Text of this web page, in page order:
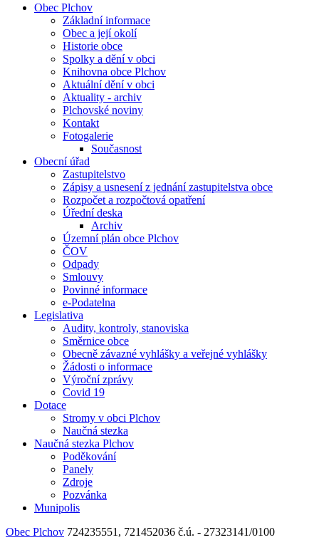
Obec Plchov
Základní informace
Obec a její okolí
Historie obce
Spolky a dění v obci
Knihovna obce Plchov
Aktuální dění v obci
Aktuality - archiv
Plchovské noviny
Kontakt
Fotogalerie
Současnost
Obecní úřad
Zastupitelstvo
Zápisy a usnesení z jednání zastupitelstva obce
Rozpočet a rozpočtová opatření
Úřední deska
Archiv
Územní plán obce Plchov
ČOV
Odpady
Smlouvy
Povinné informace
e-Podatelna
Legislativa
Audity, kontroly, stanoviska
Směrnice obce
Obecně závazné vyhlášky a veřejné vyhlášky
Žádosti o informace
Výroční zprávy
Covid 19
Dotace
Stromy v obci Plchov
Naučná stezka
Naučná stezka Plchov
Poděkování
Panely
Zdroje
Pozvánka
Munipolis
Obec Plchov 724235551, 721452036 č.ú. - 27323141/0100